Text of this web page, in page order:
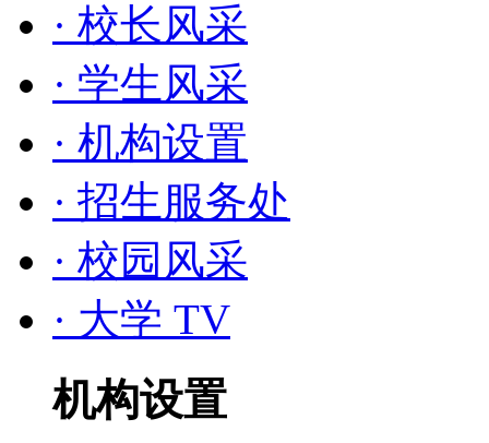
· 校长风采
· 学生风采
· 机构设置
· 招生服务处
· 校园风采
· 大学 TV
机构设置